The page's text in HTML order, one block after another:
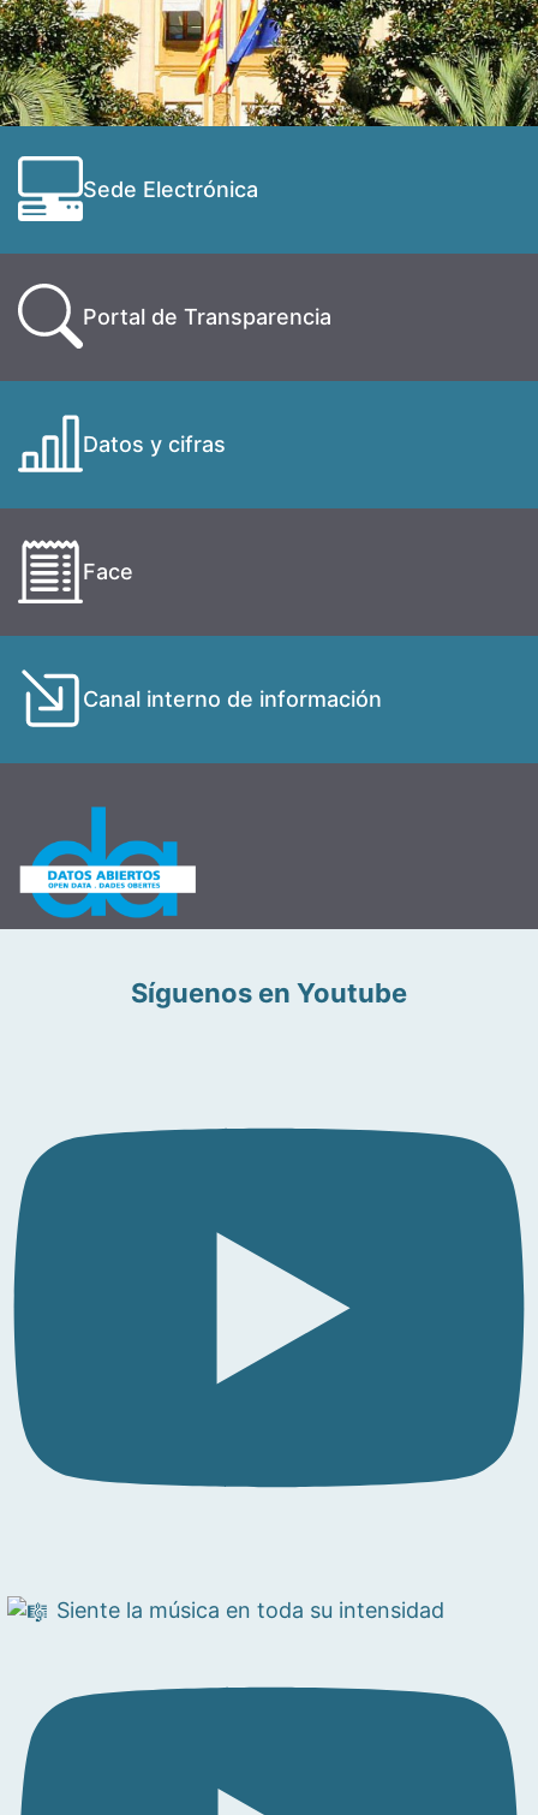
Sede Electrónica
Portal de Transparencia
Datos y cifras
Face
Canal interno de información
Síguenos en Youtube
Siente la música en toda su intensidad